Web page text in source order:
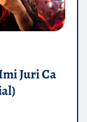
Juri Ca